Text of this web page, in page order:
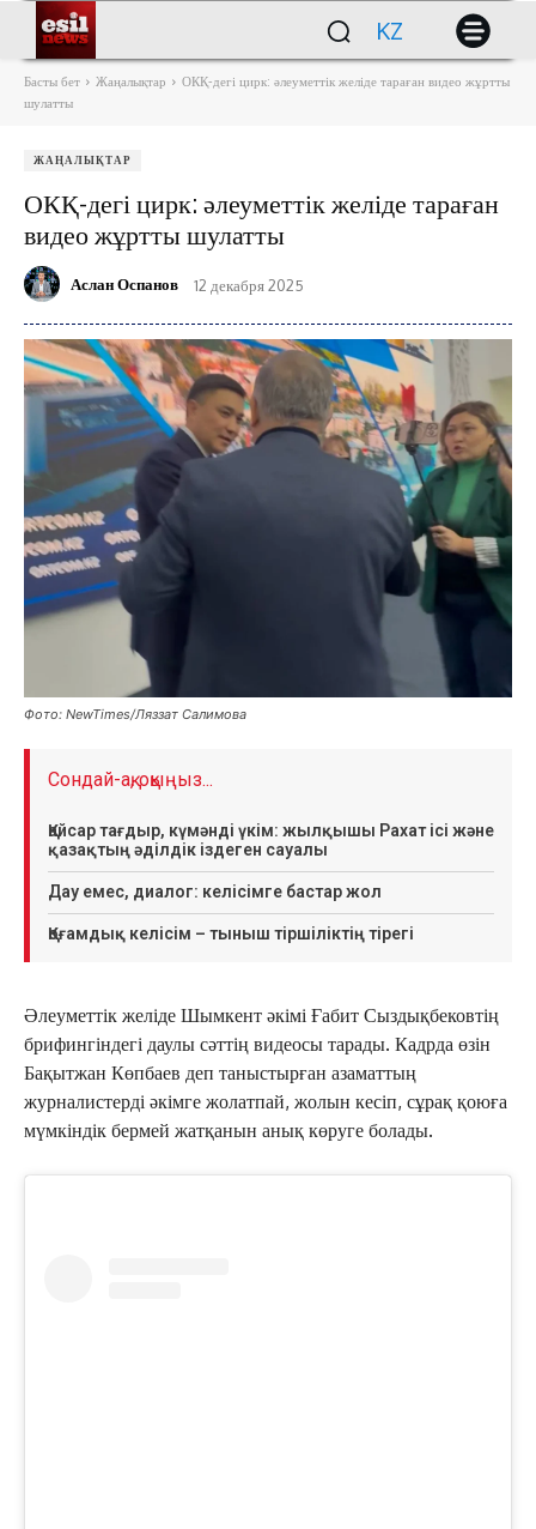
KZ
Басты бет Жаңалықтар
ОКҚ-дегі цирк: әлеуметтік желіде тараған видео жұртты
шулатты
ЖАҢАЛЫҚТАР
ОКҚ-дегі цирк: әлеуметтік желіде тараған
видео жұртты шулатты
Аслан Оспанов 12 декабря 2025
Фото: NewTimes/Ляззат Салимова
Сондай-ақ, оқыңыз...
Қайсар тағдыр, күмәнді үкім: жылқышы Рахат ісі және
қазақтың әділдік іздеген сауалы
Дау емес, диалог: келісімге бастар жол
Қоғамдық келісім – тыныш тіршіліктің тірегі
Әлеуметтік желіде Шымкент әкімі Ғабит Сыздықбековтің
брифингіндегі даулы сәттің видеосы тарады. Кадрда өзін
Бақытжан Көпбаев деп таныстырған азаматтың
журналистерді әкімге жолатпай, жолын кесіп, сұрақ қоюға
мүмкіндік бермей жатқанын анық көруге болады.